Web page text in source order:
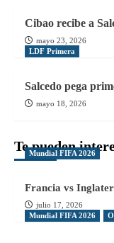
Cibao recibe a
mayo 23, 2026
LDF Primera
Salcedo pega
mayo 18, 2026
Te pueden
Mundial FIFA 2026
Francia vs
julio 17, 2026
Mundial FIFA 2026